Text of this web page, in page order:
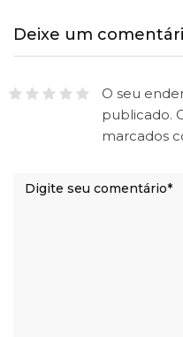
Deixe um
O seu
publicado.
marcados